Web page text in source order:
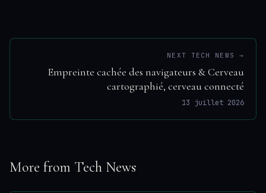
NEXT TECH NEWS →
Empreinte cachée des navigateurs & Cerveau
cartographié, cerveau connecté
13 juillet 2026
More from Tech News